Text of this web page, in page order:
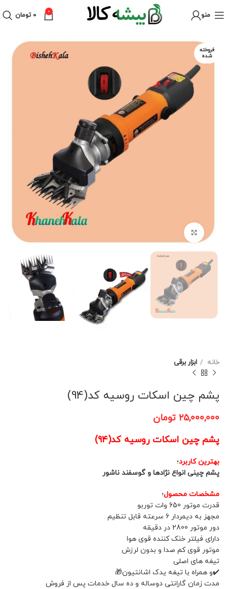
منو 0 ۰ تومان
فروخته
شده
خانه ابزار برقی
پشم چین اسکات روسیه کد(94)
۲۵,۰۰۰,۰۰۰ تومان
پشم چین اسکات روسیه کد(94)
بهترین کاربرد؛
پشم چینی انواع نژادها و گوسفند ناشور
مشخصات محصول؛
قدرت موتور 650 وات توربو
مجهز به دیمردار 6 سرعته قابل تنظیم
دور موتور 2800 در دقیقه‌
دارای فیلتر خنک کننده قوی هوا
موتور قوی کم صدا و بدون لرزش
تیغه های اصلی
✔️و همراه با تيغه یدک اشانتیون🎁
مدت زمان گارانتی دوساله و ده سال خدمات پس از فروش